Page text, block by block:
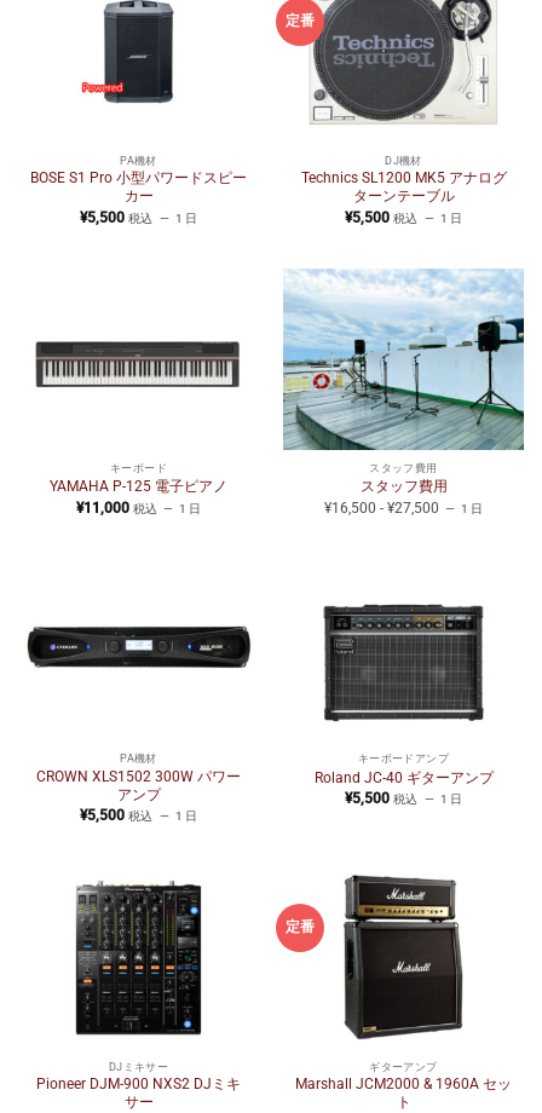
PA機材
BOSE S1 Pro 小型パワードスピー
カー
¥5,500 税込 1 日
定番
DJ機材
Technics SL1200 MK5 アナログ
ターンテーブル
¥5,500 税込 1 日
キーボード
YAMAHA P-125 電子ピアノ
¥11,000 税込 1 日
スタッフ費用
スタッフ費用
¥16,500 - ¥27,500
1 日
PA機材
CROWN XLS1502 300W パワー
アンプ
¥5,500 税込 1 日
キーボードアンプ
Roland JC-40 ギターアンプ
¥5,500 税込 1 日
DJミキサー
Pioneer DJM-900 NXS2 DJミキ
サー
定番
ギターアンプ
Marshall JCM2000 & 1960A セッ
ト